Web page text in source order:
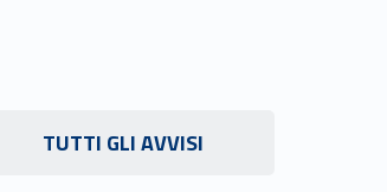
TUTTI GLI AVVISI